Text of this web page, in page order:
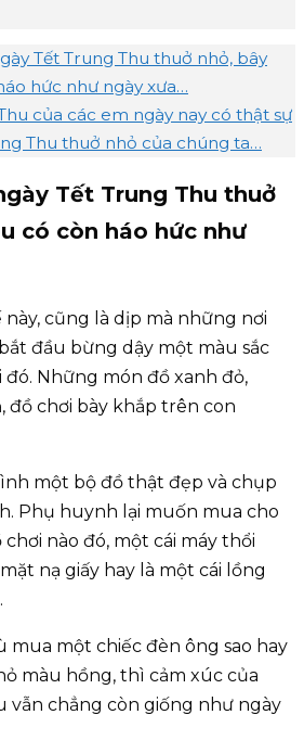
Tết Trung Thu thuở nhỏ, bây
hức như ngày xưa…
của các em ngày nay có thật sự
Thu thuở nhỏ của chúng ta…
Tết Trung Thu thuở
có còn háo hức như
cũng là dịp mà những nơi
đầu bừng dậy một màu sắc
Những món đồ xanh đỏ,
đồ chơi bày khắp trên con
một bộ đồ thật đẹp và chụp
Phụ huynh lại muốn mua cho
nào đó, một cái máy thổi
nạ giấy hay là một cái lồng
mua một chiếc đèn ông sao hay
màu hồng, thì cảm xúc của
vẫn chẳng còn giống như ngày